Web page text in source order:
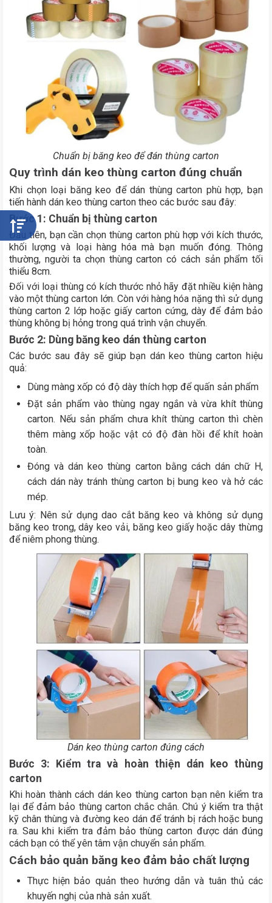
Chuẩn bị băng keo để đán thùng carton
Quy trình dán keo thùng carton đúng chuẩn
Khi chọn loại băng keo để dán thùng carton phù hợp, bạn
tiến hành dán keo thùng carton theo các bước sau đây:
Bước 1: Chuẩn bị thùng carton
Đầu tiên, bạn cần chọn thùng carton phù hợp với kích thước,
khối lượng và loại hàng hóa mà bạn muốn đóng. Thông
thường, người ta chọn thùng carton có cách sản phẩm tối
thiểu 8cm.
Đối với loại thùng có kích thước nhỏ hãy đặt nhiều kiện hàng
vào một thùng carton lớn. Còn với hàng hóa nặng thì sử dụng
thùng carton 2 lớp hoặc giấy carton cứng, dày để đảm bảo
thùng không bị hỏng trong quá trình vận chuyển.
Bước 2: Dùng băng keo dán thùng carton
Các bước sau đây sẽ giúp bạn dán keo thùng carton hiệu
quả:
Dùng màng xốp có độ dày thích hợp để quấn sản phẩm
Đặt sản phẩm vào thùng ngay ngắn và vừa khít thùng
carton. Nếu sản phẩm chưa khít thùng carton thì chèn
thêm màng xốp hoặc vật có độ đàn hồi để khít hoàn
toàn.
Đóng và dán keo thùng carton bằng cách dán chữ H,
cách dán này tránh thùng carton bị bung keo và hở các
mép.
Lưu ý: Nên sử dụng dao cắt băng keo và không sử dụng
băng keo trong, dây keo vải, băng keo giấy hoặc dây thừng
để niêm phong thùng.
Dán keo thùng carton đúng cách
Bước 3: Kiểm tra và hoàn thiện dán keo thùng
carton
Khi hoàn thành cách dán keo thùng carton bạn nên kiểm tra
lại để đảm bảo thùng carton chắc chắn. Chú ý kiểm tra thật
kỹ chân thùng và đường keo dán để tránh bị rách hoặc bung
ra. Sau khi kiểm tra đảm bảo thùng carton được dán đúng
cách bạn có thể yên tâm vận chuyển sản phẩm.
Cách bảo quản băng keo đảm bảo chất lượng
Thực hiện bảo quản theo hướng dẫn và tuân thủ các
khuyến nghị của nhà sản xuất.